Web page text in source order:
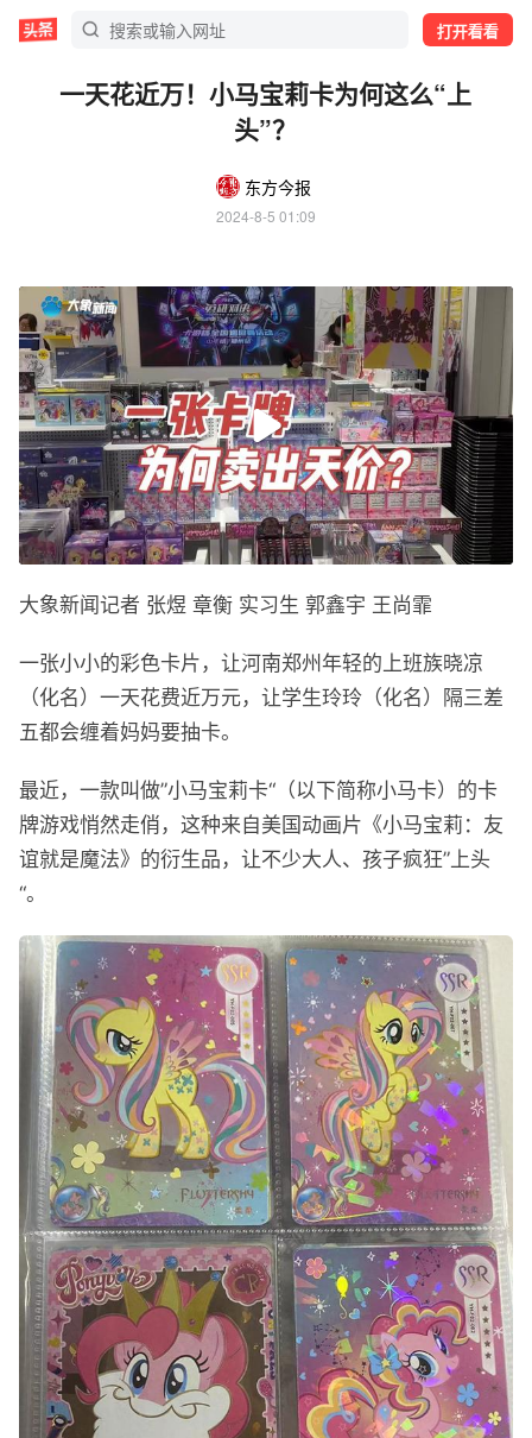
打开看看
一天花近万！小马宝莉卡为何这么“上
头”？
东方今报
2024-8-5 01:09
大象新闻记者 张煜 章衡 实习生 郭鑫宇 王尚霏
一张小小的彩色卡片，让河南郑州年轻的上班族晓凉
（化名）一天花费近万元，让学生玲玲（化名）隔三差
五都会缠着妈妈要抽卡。
最近，一款叫做”小马宝莉卡“（以下简称小马卡）的卡
牌游戏悄然走俏，这种来自美国动画片《小马宝莉：友
谊就是魔法》的衍生品，让不少大人、孩子疯狂”上头
“。